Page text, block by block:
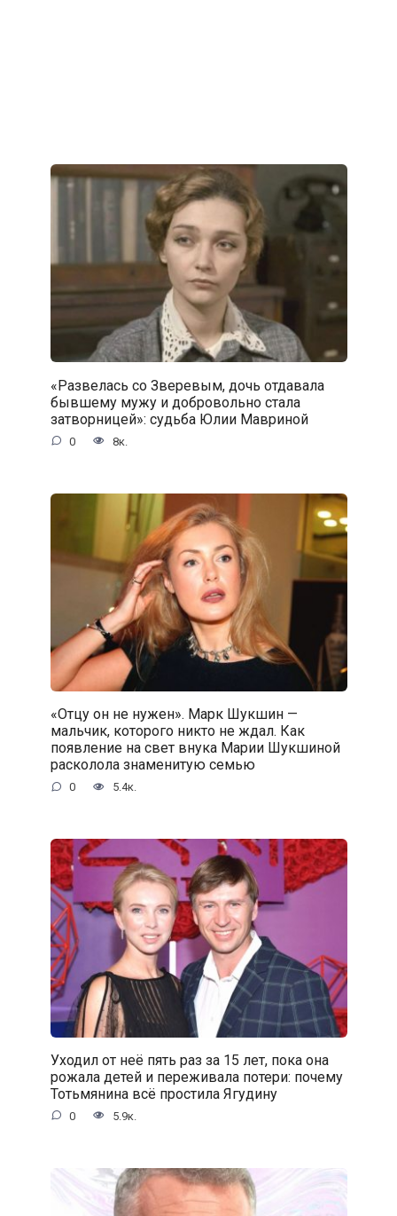
«Развелась со Зверевым, дочь отдавала
бывшему мужу и добровольно стала
затворницей»: судьба Юлии Мавриной
0 8к.
«Отцу он не нужен». Марк Шукшин —
мальчик, которого никто не ждал. Как
появление на свет внука Марии Шукшиной
расколола знаменитую семью
0 5.4к.
Уходил от неё пять раз за 15 лет, пока она
рожала детей и переживала потери: почему
Тотьмянина всё простила Ягудину
0 5.9к.